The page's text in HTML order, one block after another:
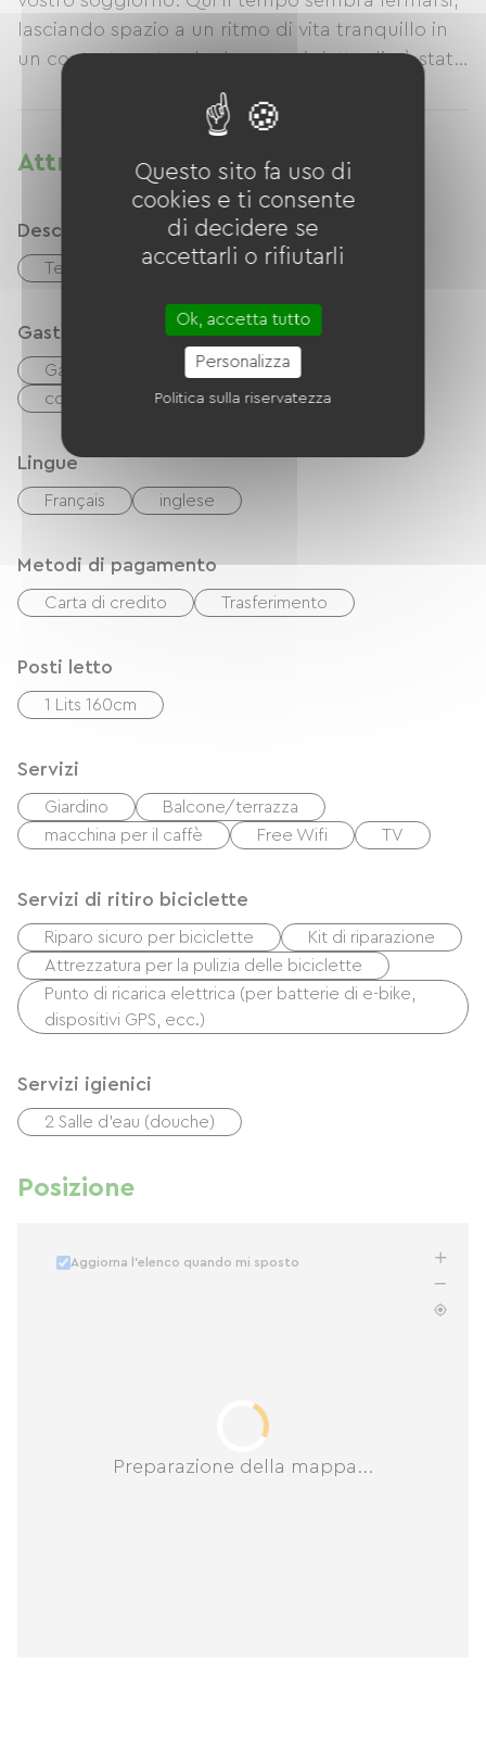
lasciando spazio a un ritmo di vita tranquillo in
un contesto naturale dove ogni dettaglio è stato
curato con attenzione per il vostro comfort.
Attrezzature
Descrizione
Terreno privato recintato
Gastronomia
Gastronomia
Réfrigérateur
congélateur
Microonde
Lingue
Français inglese
Metodi di pagamento
Carta di credito Trasferimento
Posti letto
1 Lits 160cm
Servizi
Giardino
Balcone/terrazza
macchina per il caffè
Free Wifi TV
Servizi di ritiro biciclette
Riparo sicuro per biciclette
Kit di riparazione
Attrezzatura per la pulizia delle biciclette
Punto di ricarica elettrica (per batterie di e-bike,
dispositivi GPS, ecc.)
Servizi igienici
2 Salle d'eau (douche)
Posizione
Preparazione della mappa...
Aggiorna l'elenco quando mi sposto
Questo sito fa uso di
cookies e ti consente
di decidere se
accettarli o rifiutarli
Ok, accetta tutto
Personalizza
Politica sulla riservatezza